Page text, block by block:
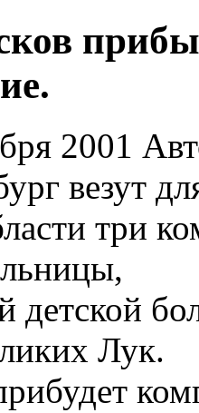
2001
везут
три
детской
Лук.